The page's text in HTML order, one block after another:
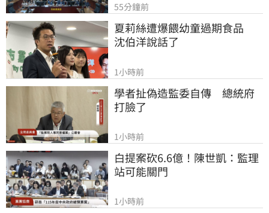
55分鐘前
夏莉絲遭爆餵幼童過期食品
沈伯洋說話了
1小時前
學者扯偽造監委自傳　總統府
打臉了
1小時前
白提案砍6.6億！陳世凱：監理
站可能關門
1小時前